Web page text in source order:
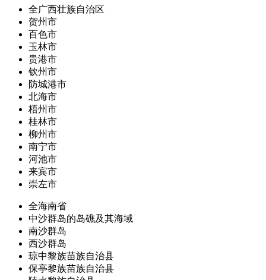
全广西壮族自治区
贺州市
百色市
玉林市
贵港市
钦州市
防城港市
北海市
梧州市
桂林市
柳州市
南宁市
河池市
来宾市
崇左市
全海南省
中沙群岛的岛礁及其海域
南沙群岛
西沙群岛
琼中黎族苗族自治县
保亭黎族苗族自治县